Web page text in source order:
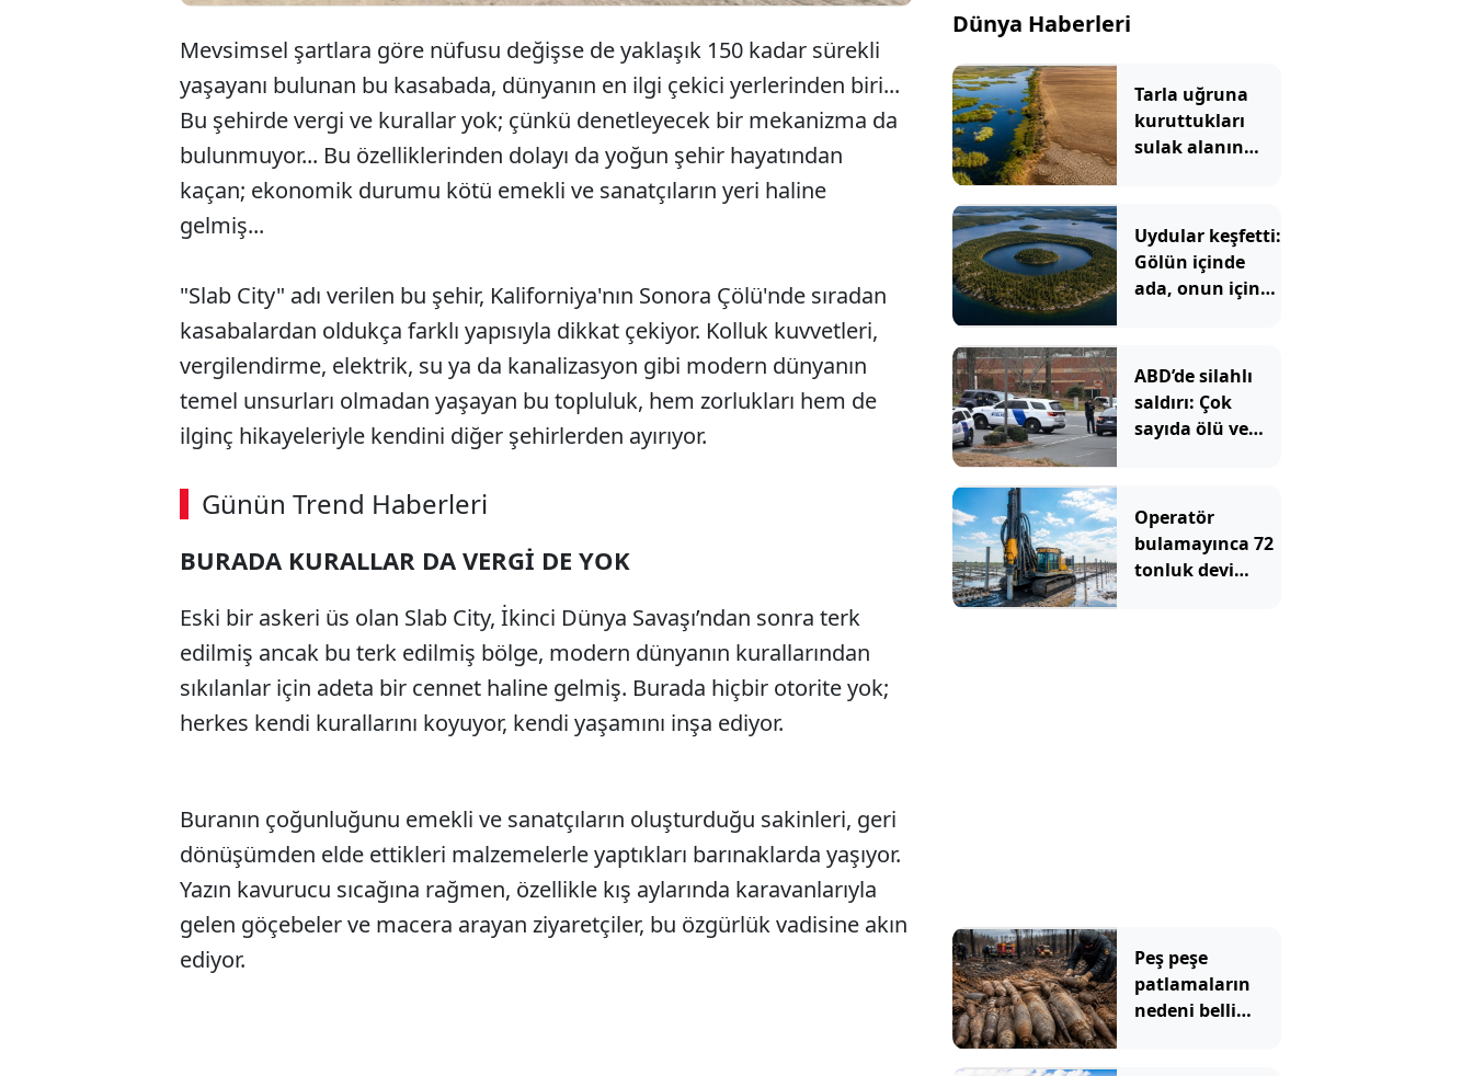
Mevsimsel şartlara göre nüfusu değişse de yaklaşık 150 kadar sürekli
yaşayanı bulunan bu kasabada, dünyanın en ilgi çekici yerlerinden biri...
Bu şehirde vergi ve kurallar yok; çünkü denetleyecek bir mekanizma da
bulunmuyor... Bu özelliklerinden dolayı da yoğun şehir hayatından
kaçan; ekonomik durumu kötü emekli ve sanatçıların yeri haline
gelmiş...
"Slab City" adı verilen bu şehir, Kaliforniya'nın Sonora Çölü'nde sıradan
kasabalardan oldukça farklı yapısıyla dikkat çekiyor. Kolluk kuvvetleri,
vergilendirme, elektrik, su ya da kanalizasyon gibi modern dünyanın
temel unsurları olmadan yaşayan bu topluluk, hem zorlukları hem de
ilginç hikayeleriyle kendini diğer şehirlerden ayırıyor.
Günün Trend Haberleri
SÖZCÜ SON DAKİKA
BURADA KURALLAR DA VERGİ DE YOK
Eski bir askeri üs olan Slab City, İkinci Dünya Savaşı’ndan sonra terk
edilmiş ancak bu terk edilmiş bölge, modern dünyanın kurallarından
sıkılanlar için adeta bir cennet haline gelmiş. Burada hiçbir otorite yok;
herkes kendi kurallarını koyuyor, kendi yaşamını inşa ediyor.
Buranın çoğunluğunu emekli ve sanatçıların oluşturduğu sakinleri, geri
dönüşümden elde ettikleri malzemelerle yaptıkları barınaklarda yaşıyor.
Yazın kavurucu sıcağına rağmen, özellikle kış aylarında karavanlarıyla
gelen göçebeler ve macera arayan ziyaretçiler, bu özgürlük vadisine akın
ediyor.
Dünya Haberleri
Tarla uğruna
kuruttukları
sulak alanın
Uydular keşfetti:
Gölün içinde
ada, onun içinde
ABD’de silahlı
saldırı: Çok
sayıda ölü ve
Operatör
bulamayınca 72
tonluk devi
Peş peşe
patlamaların
nedeni belli